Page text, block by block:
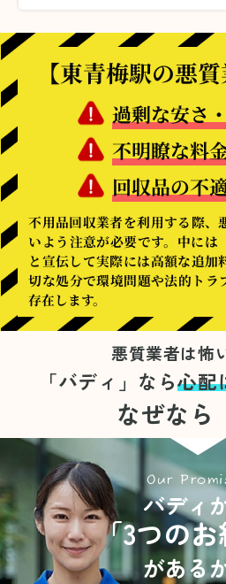
【東青梅駅の悪
過剰な安さ
不明瞭な料
回収品の不
不用品回収業者を利用する際、
いよう注意が必要です。中には
と宣伝して実際には高額な追加
切な処分で環境問題や法的トラ
存在します。
悪質業者は怖
「バディ」なら心配
なぜなら
Our
バディ
「3つの
がある